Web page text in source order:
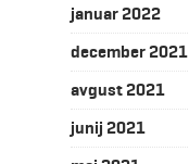
januar 2022
december 2021
avgust 2021
junij 2021